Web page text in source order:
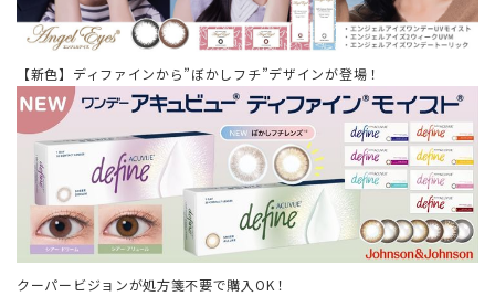
【新色】ディファインから”ぼかしフチ”デザインが登場！
クーパービジョンが処方箋不要で購入OK！